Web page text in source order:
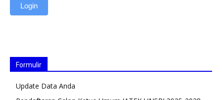
Formulir
Update Data Anda